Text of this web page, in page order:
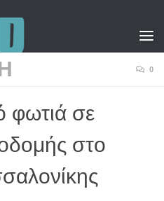
0
φωτιά σε
στο